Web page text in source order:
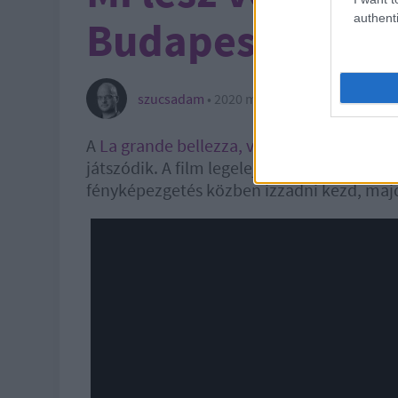
Budapestről a
szucsadam • 2020 március 14.
A La grande bellezza, vagyis a Nagy szépség
játszódik. A film legelején, a város egy
fényképezgetés közben izzadni kezd,